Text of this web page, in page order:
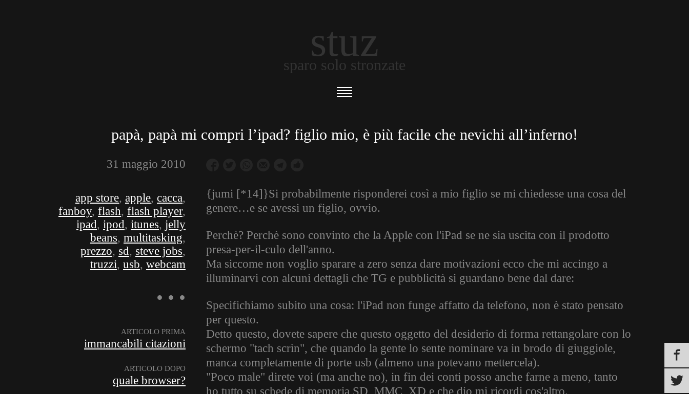
stuz
sparo solo stronzate
papà, papà mi compri l’ipad? figlio mio, è più facile che nevichi all’inferno!
31 maggio 2010
app store, apple, cacca,
fanboy, flash, flash player,
ipad, ipod, itunes, jelly
beans, multitasking,
prezzo, sd, steve jobs,
truzzi, usb, webcam
ARTICOLO PRIMA
immancabili citazioni
ARTICOLO DOPO
quale browser?
{jumi [*14]}Si probabilmente risponderei così a mio figlio se mi chiedesse una cosa del
genere…e se avessi un figlio, ovvio.
Perchè? Perchè sono convinto che la Apple con l'iPad se ne sia uscita con il prodotto
presa-per-il-culo dell'anno.
Ma siccome non voglio sparare a zero senza dare motivazioni ecco che mi accingo a
illuminarvi con alcuni dettagli che TG e pubblicità si guardano bene dal dare:
Specifichiamo subito una cosa: l'iPad non funge affatto da telefono, non è stato pensato
per questo.
Detto questo, dovete sapere che questo oggetto del desiderio di forma rettangolare con lo
schermo "tach scrìn", che quando la gente lo sente nominare va in brodo di giuggiole,
manca completamente di porte usb (almeno una potevano mettercela).
"Poco male" direte voi (ma anche no), in fin dei conti posso anche farne a meno, tanto
ho tutto su schede di memoria SD, MMC, XD e che dio mi ricordi cos'altro.